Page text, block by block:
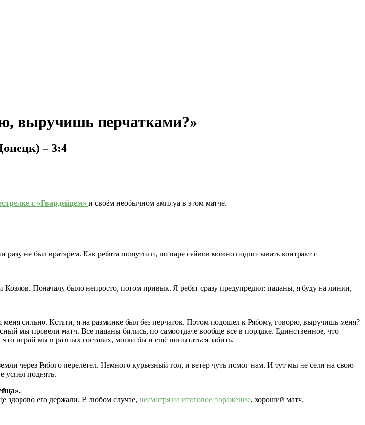
выручишь перчатками?»
– 3:4
с «Гвардейцем» и своём необычном амплуа в этом матче.
разу не был вратарем. Как ребята пошутили, по паре сейвов можно подписывать контракт с
Поначалу было непросто, потом привык. Я ребят сразу предупредил: пацаны, я буду на линии,
сильно. Кстати, я на разминке был без перчаток. Потом подошел к Рябому, говорю, выручишь меня?
мы провели матч. Все пацаны бились, по самоотдаче вообще всё в порядке. Единственное, что
играй мы в равных составах, могли бы и ещё попытаться забить.
через Рябого перелетел. Немного курьезный гол, и ветер чуть помог нам. И тут мы не сели на свою
успел поднять.
здорово его держали. В любом случае, несмотря на итоговое поражение, хороший матч.